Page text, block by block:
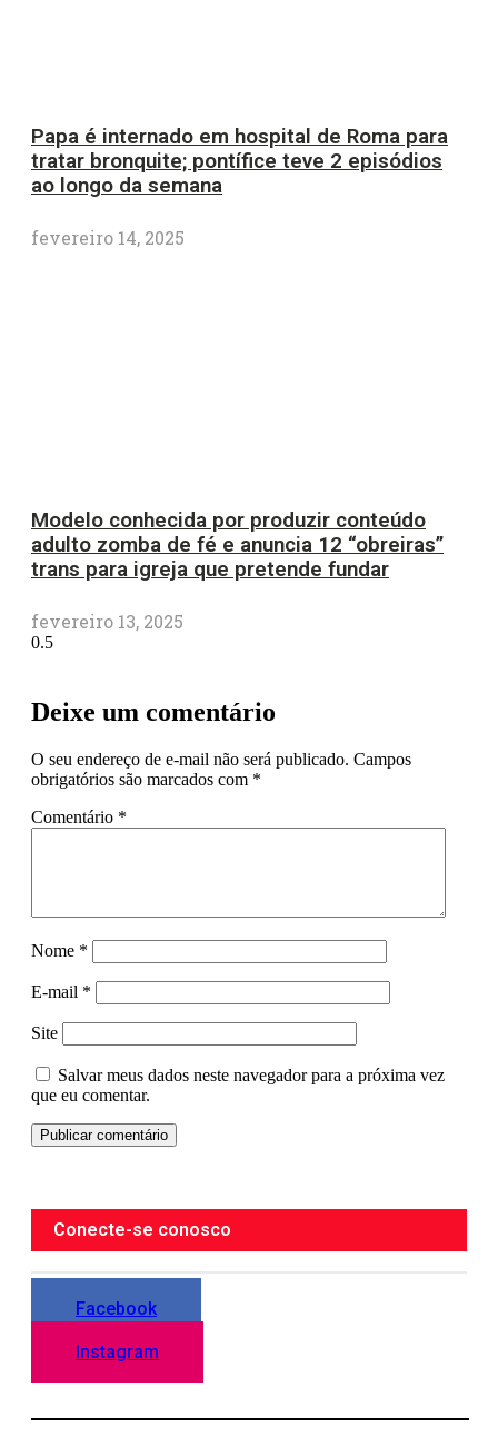
Papa é internado em hospital de Roma para
tratar bronquite; pontífice teve 2 episódios
ao longo da semana
fevereiro 14, 2025
Modelo conhecida por produzir conteúdo
adulto zomba de fé e anuncia 12 “obreiras”
trans para igreja que pretende fundar
fevereiro 13, 2025
Deixe um comentário
O seu endereço de e-mail não será publicado. Campos
obrigatórios são marcados com *
Comentário *
Nome *
E-mail *
Site
Salvar meus dados neste navegador para a próxima vez
que eu comentar.
Conecte-se conosco
Facebook
Instagram